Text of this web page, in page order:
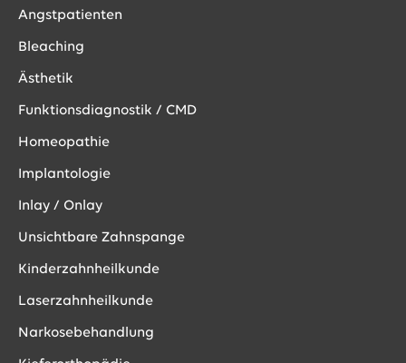
Angstpatienten
Bleaching
Ästhetik
Funktionsdiagnostik / CMD
Homeopathie
Implantologie
Inlay / Onlay
Unsichtbare Zahnspange
Kinderzahnheilkunde
Laserzahnheilkunde
Narkosebehandlung